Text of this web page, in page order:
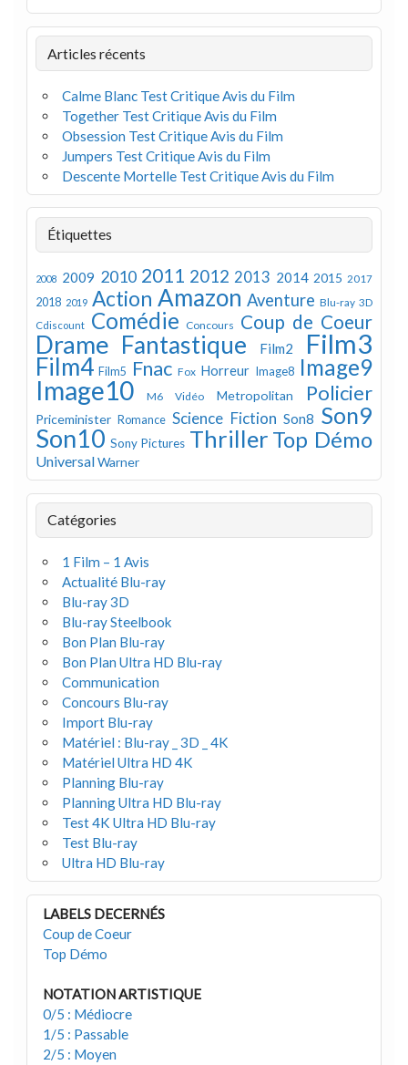
Articles récents
Calme Blanc Test Critique Avis du Film
Together Test Critique Avis du Film
Obsession Test Critique Avis du Film
Jumpers Test Critique Avis du Film
Descente Mortelle Test Critique Avis du Film
Étiquettes
2008 2009 2010 2011 2012 2013 2014 2015 2017
2018 2019 Action Amazon Aventure Blu-ray 3D
Cdiscount Comédie Concours Coup de Coeur
Drame Fantastique Film2 Film3
Film4 Film5 Fnac Fox Horreur Image8 Image9
Image10 M6 Vidéo Metropolitan Policier
Priceminister Romance Science Fiction Son8 Son9
Son10 Sony Pictures Thriller Top Démo
UniversalWarner
Catégories
1 Film – 1 Avis
Actualité Blu-ray
Blu-ray 3D
Blu-ray Steelbook
Bon Plan Blu-ray
Bon Plan Ultra HD Blu-ray
Communication
Concours Blu-ray
Import Blu-ray
Matériel : Blu-ray _ 3D _ 4K
Matériel Ultra HD 4K
Planning Blu-ray
Planning Ultra HD Blu-ray
Test 4K Ultra HD Blu-ray
Test Blu-ray
Ultra HD Blu-ray
LABELS DECERNÉS
Coup de Coeur
Top Démo
NOTATION ARTISTIQUE
0/5 : Médiocre
1/5 : Passable
2/5 : Moyen